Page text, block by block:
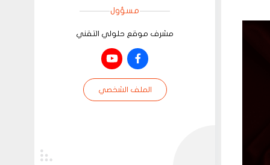
مسؤول
مشرف موقع حلولي التقني
الملف الشخصي